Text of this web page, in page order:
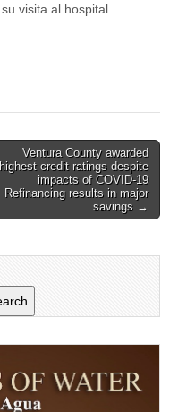
visita al hospital.
Ventura County awarded
highest credit ratings despite
impacts of COVID-19
Refinancing results in major
savings →